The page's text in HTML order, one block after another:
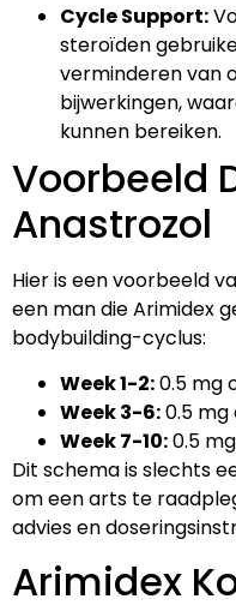
Cycle Support:
steroïden
verminderen van
bijwerkingen,
kunnen bereiken.
Voorbeeld
Anastrozol
Hier is een voorbeeld
een man die Arimidex
bodybuilding-cyclus:
Week 1-2:0.5 mg
Week 3-6:0.5 mg
Week 7-10:0.5
Dit schema is slechts
om een arts te
advies en
Arimidex